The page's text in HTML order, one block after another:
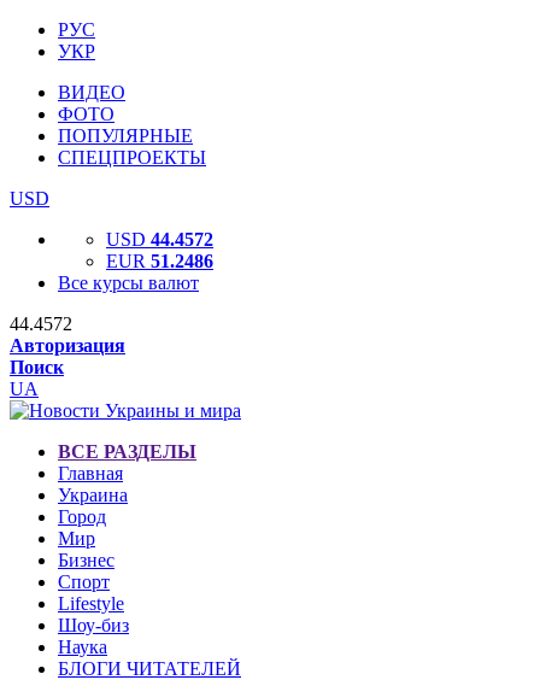
РУС
УКР
ВИДЕО
ФОТО
ПОПУЛЯРНЫЕ
СПЕЦПРОЕКТЫ
USD
USD 44.4572
EUR 51.2486
Все курсы валют
44.4572
Авторизация
Поиск
UA
ВСЕ РАЗДЕЛЫ
Главная
Украина
Город
Мир
Бизнес
Спорт
Lifestyle
Шоу-биз
Наука
БЛОГИ ЧИТАТЕЛЕЙ